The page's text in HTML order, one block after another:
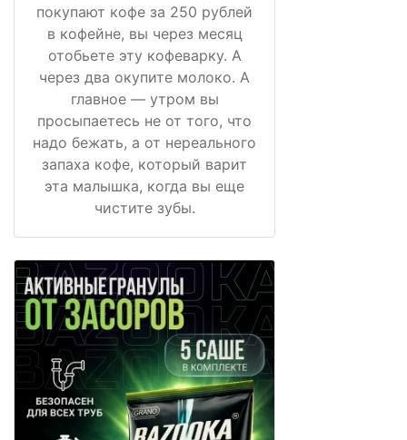
покупают кофе за 250 рублей
в кофейне, вы через месяц
отобьете эту кофеварку. А
через два окупите молоко. А
главное — утром вы
просыпаетесь не от того, что
надо бежать, а от нереального
запаха кофе, который варит
эта малышка, когда вы еще
чистите зубы.